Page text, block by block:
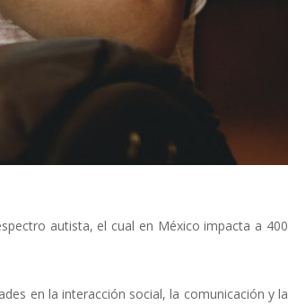
autista, el cual en México impacta a 400
en la interacción social, la comunicación y la